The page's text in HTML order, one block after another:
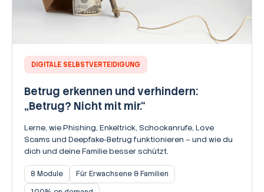
DIGITALE SELBSTVERTEIDIGUNG
Betrug erkennen und verhindern:
„Betrug? Nicht mit mir.“
Lerne, wie Phishing, Enkeltrick, Schockanrufe, Love
Scams und Deepfake-Betrug funktionieren – und wie du
dich und deine Familie besser schützt.
8 Module
Für Erwachsene & Familien